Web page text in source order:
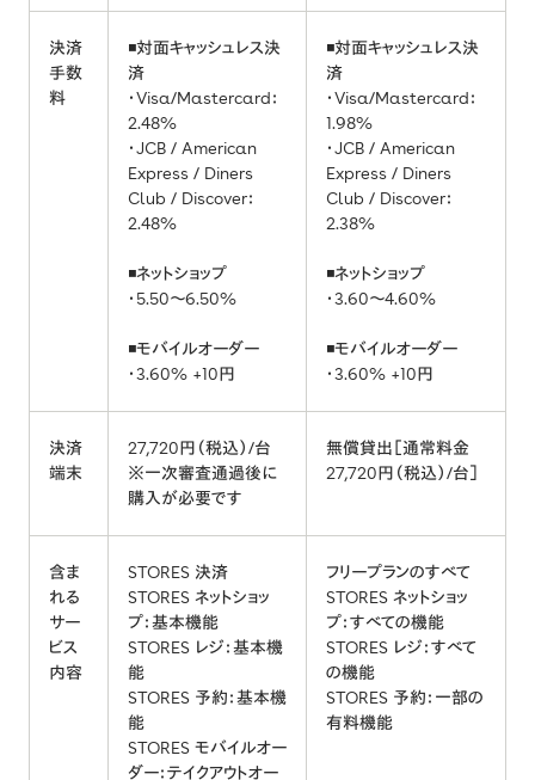
決済
手数
料
◾️対面キャッシュレス決
済
・Visa/Mastercard：
2.48%
・JCB / American
Express / Diners
Club / Discover：
2.48%
◾️ネットショップ
・5.50〜6.50%
◾️モバイルオーダー
・3.60% +10円
◾️対面キャッシュレス決
済
・Visa/Mastercard：
1.98%
・JCB / American
Express / Diners
Club / Discover：
2.38%
◾️ネットショップ
・3.60〜4.60%
◾️モバイルオーダー
・3.60% +10円
決済
端末
27,720円（税込）/台
※一次審査通過後に
購入が必要です
無償貸出［通常料金
27,720円（税込）/台］
含ま
れる
サー
ビス
内容
STORES 決済
STORES ネットショッ
プ：基本機能
STORES レジ：基本機
能
STORES 予約：基本機
能
STORES モバイルオー
ダー：テイクアウトオー
フリープランのすべて
STORES ネットショッ
プ：すべての機能
STORES レジ：すべて
の機能
STORES 予約：一部の
有料機能